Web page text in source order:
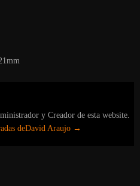
y Creador de esta website.
deDavid Araujo →